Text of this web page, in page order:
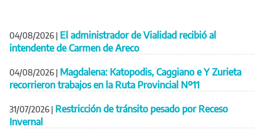
04/08/2026
El administrador de Vialidad recibió al
intendente de Carmen de Areco
04/08/2026
Magdalena: Katopodis, Caggiano e Y Zurieta
recorrieron trabajos en la Ruta Provincial Nº11
31/07/2026
Restricción de tránsito pesado por Receso
Invernal